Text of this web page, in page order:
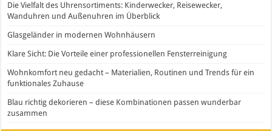
Die Vielfalt des Uhrensortiments: Kinderwecker, Reisewecker,
Wanduhren und Außenuhren im Überblick
Glasgeländer in modernen Wohnhäusern
Klare Sicht: Die Vorteile einer professionellen Fensterreinigung
Wohnkomfort neu gedacht – Materialien, Routinen und Trends für ein
funktionales Zuhause
Blau richtig dekorieren – diese Kombinationen passen wunderbar
zusammen